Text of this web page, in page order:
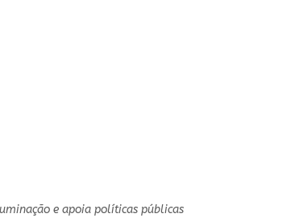
e apoia políticas públicas